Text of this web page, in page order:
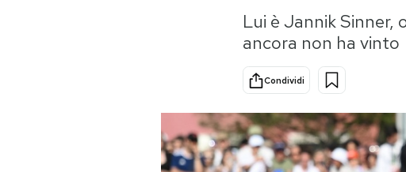
Storie/Idee
Ok Boomer!
Altrecose
Mondiali calcio 2026
Lui è Jannik Sinner,
ancora non ha vinto
Condividi